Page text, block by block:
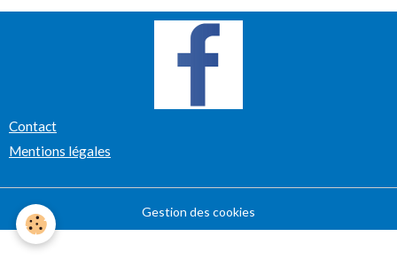
Contact
Mentions légales
Gestion des cookies